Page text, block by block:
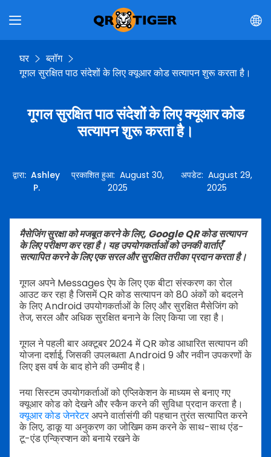
घर
ब्लॉग
गूगल सुरक्षित पाठ संदेशों के लिए क्यूआर कोड सत्यापन शुरू करता है।
गूगल सुरक्षित पाठ संदेशों के लिए क्यूआर कोड
सत्यापन शुरू करता है।
द्वारा:Ashley
P.
प्रकाशित हुआ:August 30,
2025
अपडेट:August 29,
2025
मैसेजिंग सुरक्षा को मजबूत करने के लिए, Google QR कोड सत्यापन
के लिए परीक्षण कर रहा है। यह उपयोगकर्ताओं को उनकी वार्ताएँ
सत्यापित करने के लिए एक सरल और सुरक्षित तरीका प्रदान करता है।
गूगल अपने Messages ऐप के लिए एक बीटा संस्करण का रोल
आउट कर रहा है जिसमें QR कोड सत्यापन को 80 अंकों को बदलने
के लिए Android उपयोगकर्ताओं के लिए और सुरक्षित मैसेजिंग को
तेज, सरल और अधिक सुरक्षित बनाने के लिए किया जा रहा है।
गूगल ने पहली बार अक्टूबर 2024 में QR कोड आधारित सत्यापन की
योजना दर्शाई, जिसकी उपलब्धता Android 9 और नवीन उपकरणों के
लिए इस वर्ष के बाद होने की उम्मीद है।
नया सिस्टम उपयोगकर्ताओं को एप्लिकेशन के माध्यम से बनाए गए
क्यूआर कोड को देखने और स्कैन करने की सुविधा प्रदान करता है।
क्यूआर कोड जेनरेटरअपने वार्तासंगी की पहचान तुरंत सत्यापित करने
के लिए, डाकू या अनुकरण का जोखिम कम करने के साथ-साथ एंड-
टू-एंड एन्क्रिप्शन को बनाये रखने के